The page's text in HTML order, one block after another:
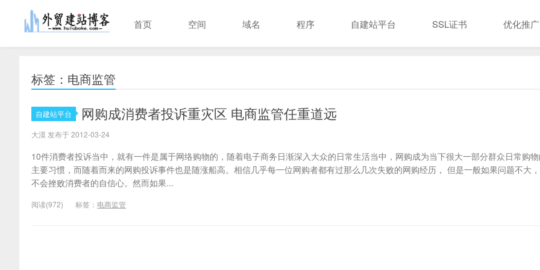
首页 空间 域名 程序 自建站平台 SSL证书 优化推广
标签：电商监管
自建站平台 网购成消费者投诉重灾区 电商监管任重道远
大漠 发布于 2012-03-24
10件消费者投诉当中，就有一件是属于网络购物的，随着电子商务日渐深入大众的日常生活当中，网购成为当下很大一部分群众日常购
主要习惯，而随着而来的网购投诉事件也是随涨船高。相信几乎每一位网购者都有过那么几次失败的网购经历， 但是一般如果问题不大
不会挫败消费者的自信心。然而如果...
阅读(972) 标签： 电商监管